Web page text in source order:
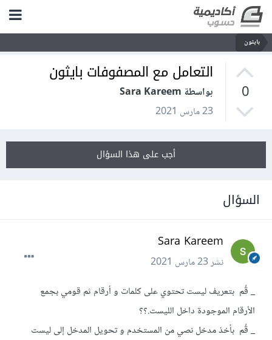
بايثون
0
التعامل مع المصفوفات بايثون
بواسطة Sara Kareem
23 مارس 2021
أجب على هذا السؤال
السؤال
Sara Kareem
نشر23 مارس 2021
_ قُم بتعريف ليست تحتوي على كلمات و أرقام ثم قومي بجمع
الأرقام الموجودة داخل الليست.؟؟
_ قُم بأخذ مدخل نصي من المستخدم و تحويل المدخل إلى ليست